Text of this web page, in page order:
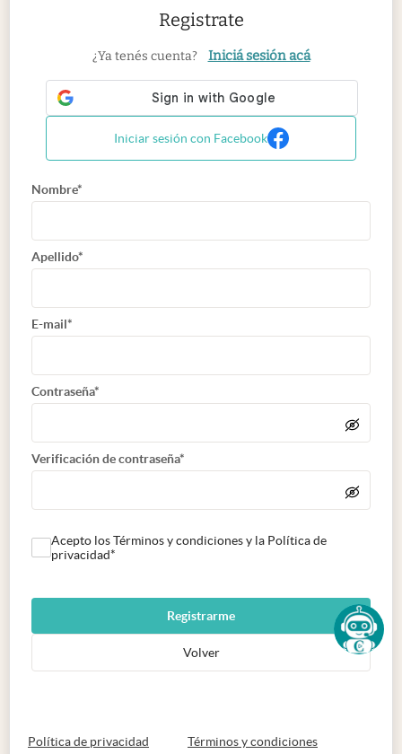
Registrate
¿Ya tenés cuenta? Iniciá sesión acá
Iniciar sesión con Facebook
Nombre*
Apellido*
E-mail*
Contraseña*
Verificación de contraseña*
Acepto los Términos y condiciones y la Política de
privacidad*
Registrarme
Volver
Política de privacidad abre en nueva pestaña
Términos y condicionesabre en nueva